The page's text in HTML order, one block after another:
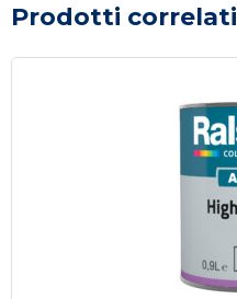
Prodotti correlati